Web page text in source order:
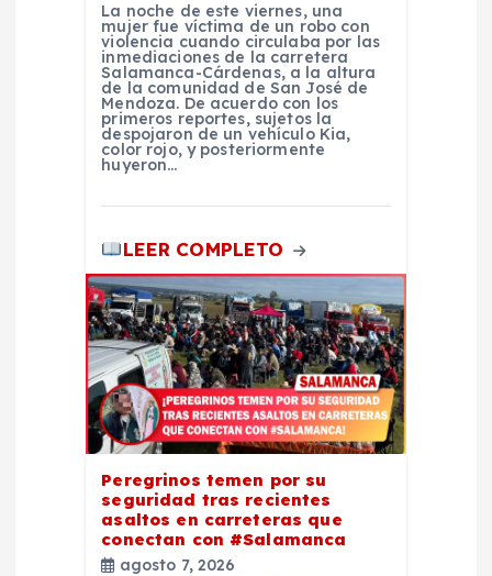
La noche de este viernes, una
mujer fue víctima de un robo con
violencia cuando circulaba por las
inmediaciones de la carretera
Salamanca-Cárdenas, a la altura
de la comunidad de San José de
Mendoza. De acuerdo con los
primeros reportes, sujetos la
despojaron de un vehículo Kia,
color rojo, y posteriormente
huyeron…
LEER COMPLETO
Peregrinos temen por su
seguridad tras recientes
asaltos en carreteras que
conectan con #Salamanca
agosto 7, 2026